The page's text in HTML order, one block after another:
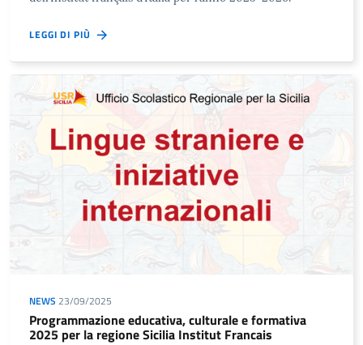
LEGGI DI PIÙ
NEWS 23/09/2025
Programmazione educativa, culturale e formativa
2025 per la regione Sicilia Institut Francais